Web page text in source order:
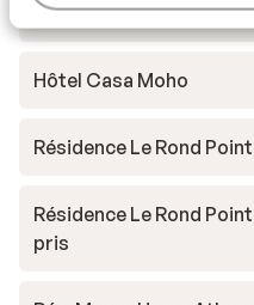
Særpris
Hôtel Casa Moho
Résidence Le Rond
Résidence Le Rond
pris